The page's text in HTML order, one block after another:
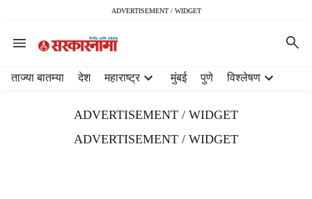
ADVERTISEMENT / WIDGET
ताज्या बातम्या देश महाराष्ट्र मुंबई पुणे विश्लेषण
ADVERTISEMENT / WIDGET
ADVERTISEMENT / WIDGET